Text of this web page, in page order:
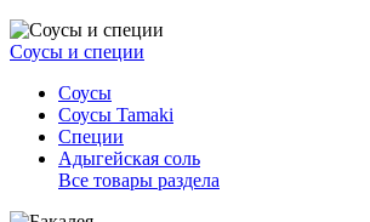
Соусы и специи
Соусы
Соусы Tamaki
Специи
Адыгейская соль
Все товары раздела